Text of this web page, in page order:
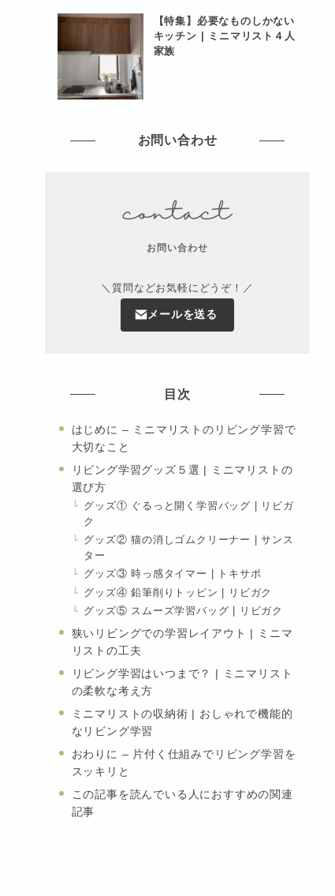
【特集】必要なものしかない
キッチン | ミニマリスト４人
家族
お問い合わせ
お問い合わせ
＼質問などお気軽にどうぞ！／
メールを送る
目次
はじめに – ミニマリストのリビング学習で
大切なこと
リビング学習グッズ５選 | ミニマリストの
選び方
グッズ① ぐるっと開く学習バッグ | リビガ
ク
グッズ② 猫の消しゴムクリーナー | サンス
ター
グッズ③ 時っ感タイマー | トキサポ
グッズ④ 鉛筆削りトッピン | リビガク
グッズ⑤ スムーズ学習バッグ | リビガク
狭いリビングでの学習レイアウト | ミニマ
リストの工夫
リビング学習はいつまで？ | ミニマリスト
の柔軟な考え方
ミニマリストの収納術 | おしゃれで機能的
なリビング学習
おわりに – 片付く仕組みでリビング学習を
スッキリと
この記事を読んでいる人におすすめの関連
記事